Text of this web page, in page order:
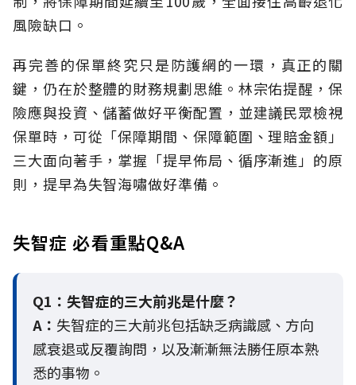
風險缺口。
再完善的保單終究只是防護網的一環，真正的關
鍵，仍在於整體的財務規劃思維。 林宗佑提醒，保
險應與投資、儲蓄做好平衡配置，並建議民眾檢視
保單時，可從「保障期間、保障範圍、理賠金額」
三大面向著手，掌握「提早佈局、循序漸進」的原
則，提早為失智海嘯做好準備。
失智症 必看重點Q&A
Q1：失智症的三大前兆是什麼？
A： 失智症的三大前兆包括缺乏病識感、方向
感衰退或反覆詢問，以及漸漸無法勝任原本熟
悉的事物。